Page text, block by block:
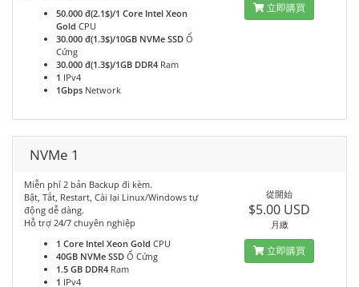
50.000 đ(2.1$)/1 Core Intel Xeon
Gold CPU
30.000 đ(1.3$)/10GB NVMe SSD Ổ
Cứng
30.000 đ(1.3$)/1GB DDR4 Ram
1 IPv4
1Gbps Network
立即購買
NVMe 1
Miễn phí 2 bản Backup đi kèm.
Bật, Tắt, Restart, Cài lại Linux/Windows tự
động dễ dàng.
Hỗ trợ 24/7 chuyên nghiệp
1 Core Intel Xeon Gold CPU
40GB NVMe SSD Ổ Cứng
1.5 GB DDR4 Ram
1 IPv4
從開始
$5.00 USD
月繳
立即購買